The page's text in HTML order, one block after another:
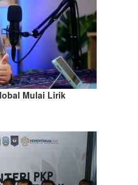
Mulai Lirik